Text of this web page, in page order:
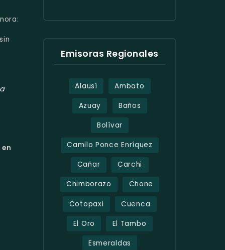
Emisoras Regionales
Alausí Ambato
Azuay Baños
Bolívar
Camilo Ponce Enríquez
Cañar Carchi
Chimborazo Chone
Cotopaxi Cuenca
El Oro El Tambo
Esmeraldas